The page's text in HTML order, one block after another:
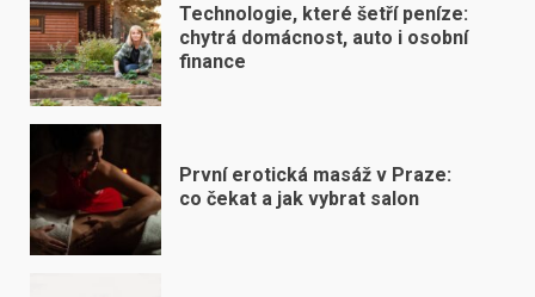
Technologie, které šetří peníze:
chytrá domácnost, auto i osobní
finance
První erotická masáž v Praze:
co čekat a jak vybrat salon